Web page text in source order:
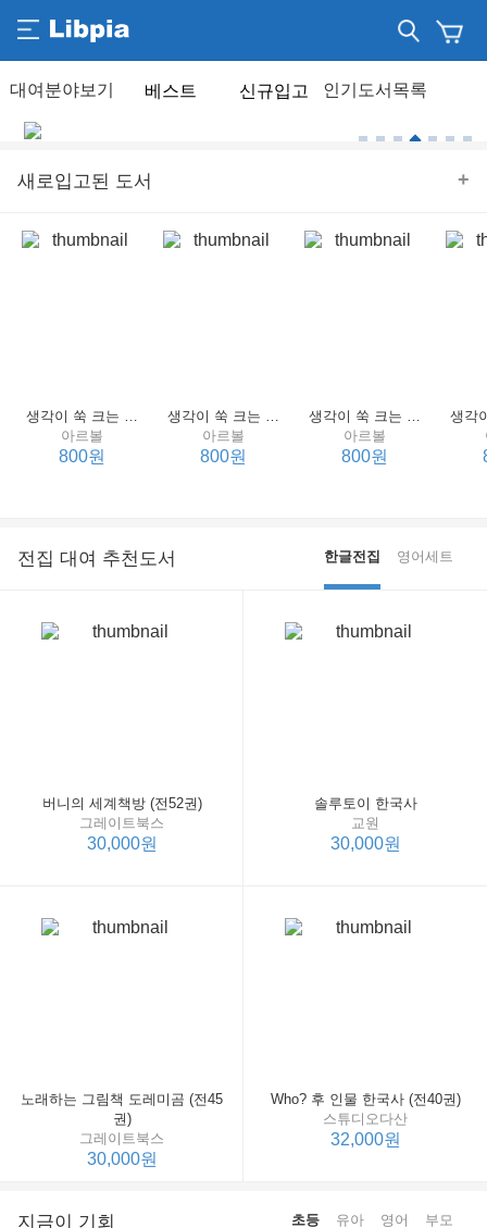
베스트 신규입고
새로입고된 도서 +
생각이 쑥 크는 세계 명작 4 : 언어 편
아르볼
800원
생각이 쑥 크는 세계 명작 3 : 언어 편
아르볼
800원
생각이 쑥 크는 세계 명작 2 : 언어 편
아르볼
800원
전집 대여 추천도서 한글전집 영어세트
버니의 세계책방 (전52권)
그레이트북스
30,000원
솔루토이 한국사
교원
30,000원
노래하는 그림책 도레미곰 (전45
권)
그레이트북스
30,000원
Who? 후 인물 한국사 (전40권)
스튜디오다산
32,000원
지금이 기회 초등 유아 영어 부모